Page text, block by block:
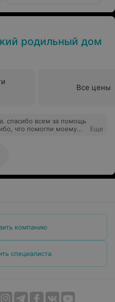
родильный дом
Все цены
спасибо всем за помощь
что помогли моему
Еще
компанию
специалиста